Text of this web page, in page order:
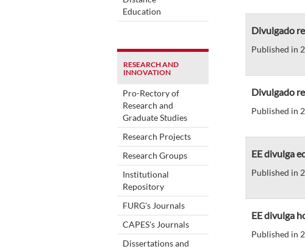
Education
RESEARCH AND
INNOVATION
Pro-Rectory of
Research and
Graduate Studies
Research Projects
Research Groups
Institutional
Repository
FURG's Journals
CAPES's Journals
Dissertations and
Divulgado
Published in
Divulgado
Published in
EE divulga
Published in
EE divulga
Published in